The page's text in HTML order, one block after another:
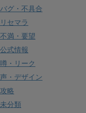
バグ・不具合
リセマラ
不満・要望
公式情報
噂・リーク
声・デザイン
攻略
未分類